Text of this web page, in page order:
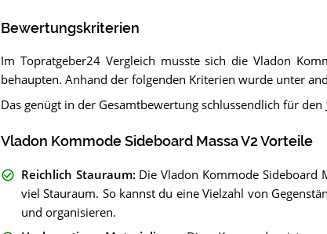
Bewertungskriterien
Im Topratgeber24 Vergleich musste sich die Vladon
behaupten. Anhand der folgenden Kriterien wurde unter
Das genügt in der Gesamtbewertung schlussendlich für den
Vladon Kommode Sideboard Massa V2 Vorteile
Reichlich Stauraum: Die Vladon Kommode Sideboard
viel Stauraum. So kannst du eine Vielzahl von
und organisieren.